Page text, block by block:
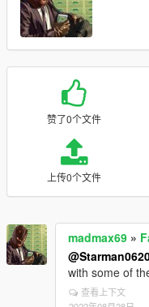
赞了0个文件
上传0个文件
madmax69 »
with some of
查看上下文